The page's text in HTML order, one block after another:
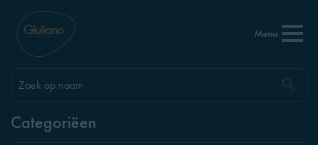
Menu
Categoriëen